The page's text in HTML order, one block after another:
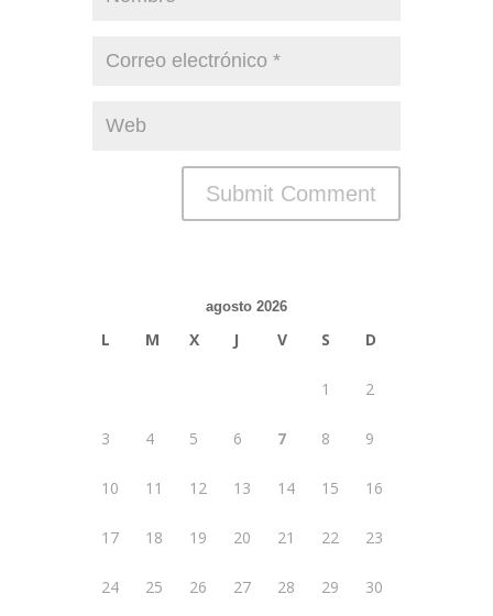
agosto 2026
L M X J V S D
1 2
3 4 5 6 7 8 9
10 11 12 13 14 15 16
17 18 19 20 21 22 23
24 25 26 27 28 29 30